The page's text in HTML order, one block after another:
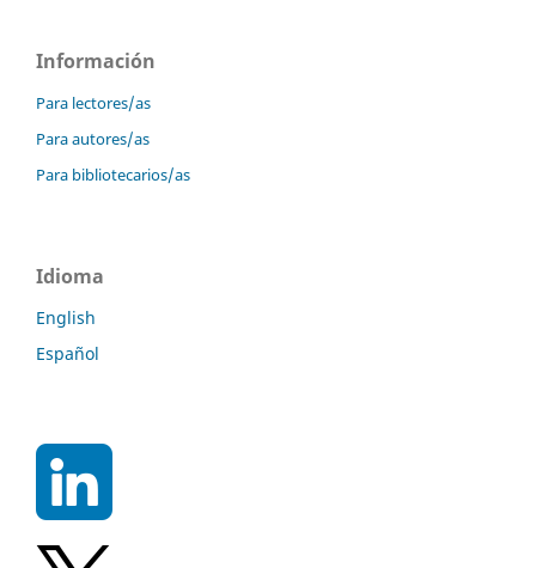
Información
Para lectores/as
Para autores/as
Para bibliotecarios/as
Idioma
English
Español